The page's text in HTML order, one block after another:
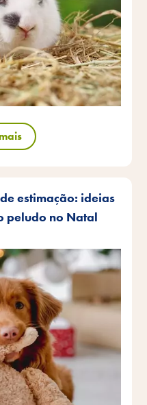
estimação: ideias
peludo no Natal